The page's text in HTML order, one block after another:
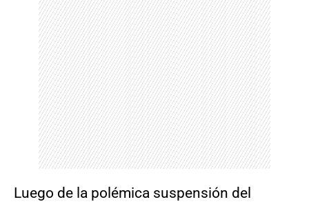
Luego de la polémica suspensión del